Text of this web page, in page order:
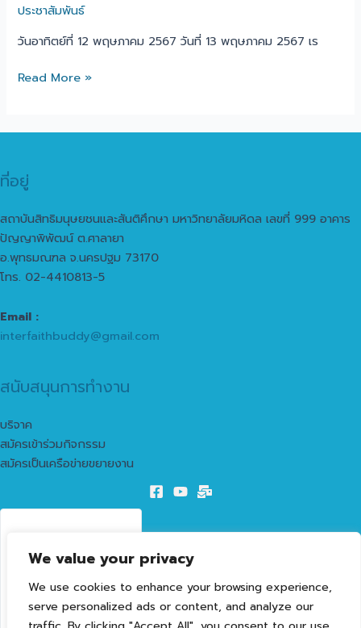
We value your privacy
We use cookies to enhance your browsing experience,
serve personalized ads or content, and analyze our
ประชาสัมพันธ์
วันอาทิตย์ที่ 12 พฤษภาคม 2567 วันที่ 13 พฤษภาคม 2567 เร
Read More »
ที่อยู่
สถาบันสิทธิมนุษยชนและสันติศึกษา มหาวิทยาลัยมหิดล เลขที่ 999 อาคาร
ปัญญาพิพัฒน์ ต.ศาลายา
อ.พุทธมณฑล จ.นครปฐม 73170
โทร. 02-4410813-5
Email :
interfaithbuddy@gmail.com
สนับสนุนการทำงาน
บริจาค
สมัครเข้าร่วมกิจกรรม
สมัครเป็นเครือข่ายขยายงาน
LIVE VISITORS